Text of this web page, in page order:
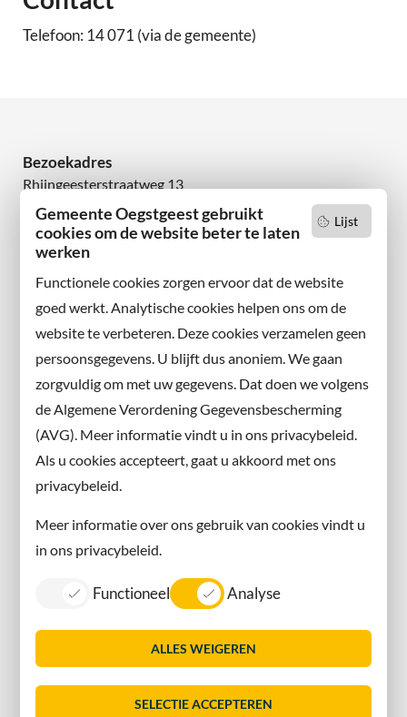
Lijst
Gemeente Oegstgeest gebruikt
cookies om de website beter te laten
werken
Functionele cookies zorgen ervoor dat de website
goed werkt. Analytische cookies helpen ons om de
website te verbeteren. Deze cookies verzamelen geen
persoonsgegevens. U blijft dus anoniem. We gaan
zorgvuldig om met uw gegevens. Dat doen we volgens
de Algemene Verordening Gegevensbescherming
(AVG). Meer informatie vindt u in ons privacybeleid.
Als u cookies accepteert, gaat u akkoord met ons
privacybeleid.
Meer informatie over ons gebruik van cookies vindt u
in ons privacybeleid.
Functioneel Analyse
ALLES WEIGEREN
SELECTIE ACCEPTEREN
Telefoon: 14 071 (via de gemeente)
Bezoekadres
Rhijngeesterstraatweg 13
2342 AN Oegstgeest
Wilt u niets missen?
en volg ons ook op sociale media.
Facebook
X
Instagram
Contact met de gemeente
Contact
Information in English
Sitemap
Toegankelijkheid